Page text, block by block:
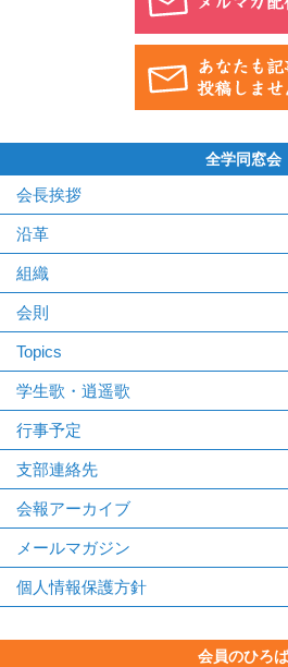
全学同窓会
会長挨拶
沿革
組織
会則
Topics
学生歌・逍遥歌
行事予定
支部連絡先
会報アーカイブ
メールマガジン
個人情報保護方針
会員のひろば